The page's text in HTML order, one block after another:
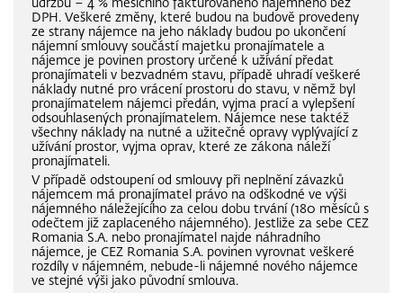
údržbu – 4 % měsíčního fakturovaného nájemného bez
DPH. Veškeré změny, které budou na budově provedeny
ze strany nájemce na jeho náklady budou po ukončení
nájemní smlouvy součástí majetku pronajímatele a
nájemce je povinen prostory určené k užívání předat
pronajímateli v bezvadném stavu, případě uhradí veškeré
náklady nutné pro vrácení prostoru do stavu, v němž byl
pronajímatelem nájemci předán, vyjma prací a vylepšení
odsouhlasených pronajímatelem. Nájemce nese taktéž
všechny náklady na nutné a užitečné opravy vyplývající z
užívání prostor, vyjma oprav, které ze zákona náleží
pronajímateli.
V případě odstoupení od smlouvy při neplnění závazků
nájemcem má pronajímatel právo na odškodné ve výši
nájemného náležejícího za celou dobu trvání (180 měsíců s
odečtem již zaplaceného nájemného). Jestliže za sebe CEZ
Romania S.A. nebo pronajímatel najde náhradního
nájemce, je CEZ Romania S.A. povinen vyrovnat veškeré
rozdíly v nájemném, nebude-li nájemné nového nájemce
ve stejné výši jako původní smlouva.